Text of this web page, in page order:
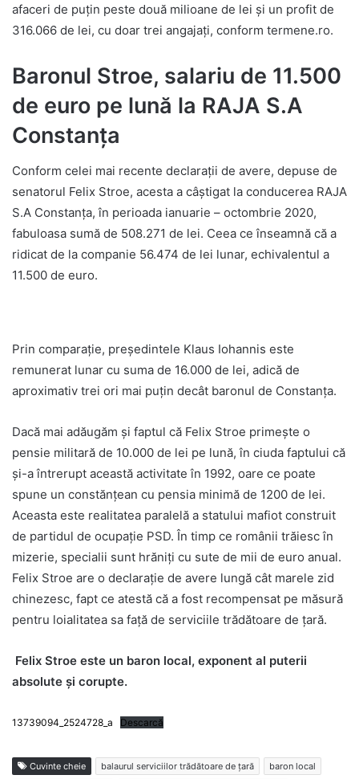
afaceri de puțin peste două milioane de lei și un profit de
316.066 de lei, cu doar trei angajați, conform termene.ro.
Baronul Stroe, salariu de 11.500
de euro pe lună la RAJA S.A
Constanța
Conform celei mai recente declarații de avere, depuse de
senatorul Felix Stroe, acesta a câștigat la conducerea RAJA
S.A Constanța, în perioada ianuarie – octombrie 2020,
fabuloasa sumă de 508.271 de lei. Ceea ce înseamnă că a
ridicat de la companie 56.474 de lei lunar, echivalentul a
11.500 de euro.
Prin comparație, președintele Klaus Iohannis este
remunerat lunar cu suma de 16.000 de lei, adică de
aproximativ trei ori mai puțin decât baronul de Constanța.
Dacă mai adăugăm și faptul că Felix Stroe primește o
pensie militară de 10.000 de lei pe lună, în ciuda faptului că
și-a întrerupt această activitate în 1992, oare ce poate
spune un constănțean cu pensia minimă de 1200 de lei.
Aceasta este realitatea paralelă a statului mafiot construit
de partidul de ocupație PSD. În timp ce românii trăiesc în
mizerie, specialii sunt hrăniți cu sute de mii de euro anual.
Felix Stroe are o declarație de avere lungă cât marele zid
chinezesc, fapt ce atestă că a fost recompensat pe măsură
pentru loialitatea sa față de serviciile trădătoare de țară.
Felix Stroe este un baron local, exponent al puterii
absolute și corupte.
13739094_2524728_a Descarcă
Cuvinte cheie balaurul serviciilor trădătoare de țară
baron local